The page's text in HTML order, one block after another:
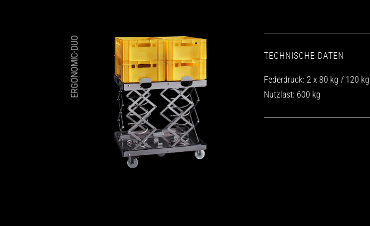
ERGONOMIC-DUO TECHNISCHE DATEN
Federdruck: 2 x 80 kg / 120 kg
Nutzlast: 600 kg